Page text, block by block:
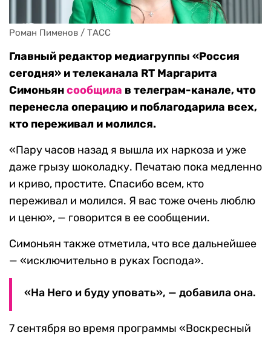
Роман Пименов / ТАСС
Главный редактор медиагруппы «Россия
сегодня» и телеканала RT Маргарита
Симоньянсообщила в телеграм-канале, что
перенесла операцию и поблагодарила всех,
кто переживал и молился.
«Пару часов назад я вышла их наркоза и уже
даже грызу шоколадку. Печатаю пока медленно
и криво, простите. Спасибо всем, кто
переживал и молился. Я вас тоже очень люблю
и ценю», — говорится в ее сообщении.
Симоньян также отметила, что все дальнейшее
— «исключительно в руках Господа».
«На Него и буду уповать», — добавила она.
7 сентября во время программы «Воскресный